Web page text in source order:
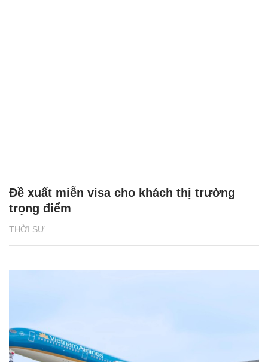
THỜI SỰ
Đề xuất miễn visa cho khách thị trường
trọng điểm